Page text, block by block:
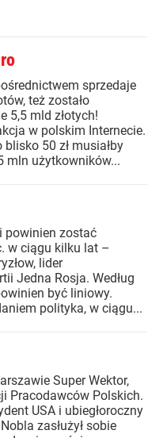
sprzedaje
też zostało
5,5 mld złotych!
w polskim Internecie.
50 zł musiałby
mln użytkowników...
powinien zostać
w ciągu kilku lat –
lider
Jedna Rosja. Według
być liniowy.
polityka, w ciągu...
Super Wektor,
Pracodawców Polskich.
USA i ubiegłoroczny
zasłużył sobie